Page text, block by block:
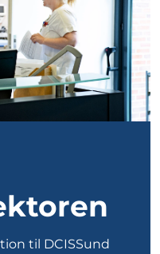
til DCISSund